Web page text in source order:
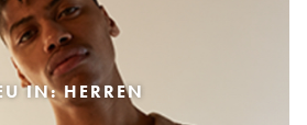
IN: HERREN